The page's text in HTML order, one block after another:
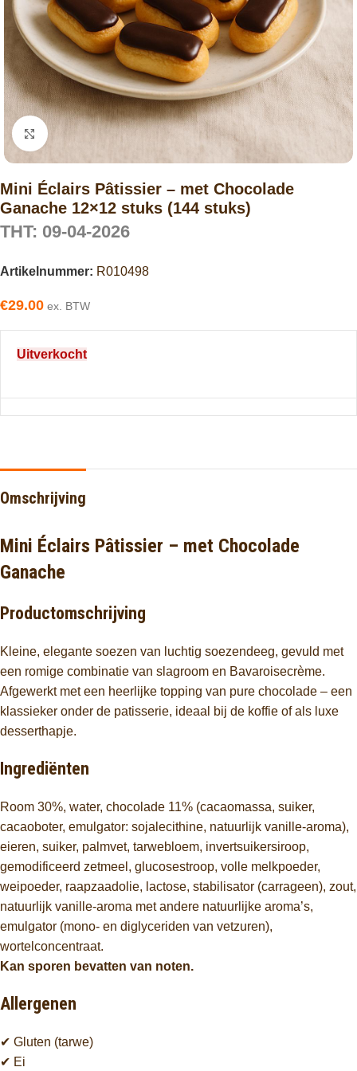
Click to enlarge
Mini Éclairs Pâtissier – met Chocolade
Ganache 12×12 stuks (144 stuks)
THT: 09-04-2026
Artikelnummer: R010498
€29.00 ex. BTW
Uitverkocht
Omschrijving
Mini Éclairs Pâtissier – met Chocolade
Ganache
Productomschrijving
Kleine, elegante soezen van luchtig soezendeeg, gevuld met
een romige combinatie van slagroom en Bavaroisecrème.
Afgewerkt met een heerlijke topping van pure chocolade – een
klassieker onder de patisserie, ideaal bij de koffie of als luxe
desserthapje.
Ingrediënten
Room 30%, water, chocolade 11% (cacaomassa, suiker,
cacaoboter, emulgator: sojalecithine, natuurlijk vanille-aroma),
eieren, suiker, palmvet, tarwebloem, invertsuikersiroop,
gemodificeerd zetmeel, glucosestroop, volle melkpoeder,
weipoeder, raapzaadolie, lactose, stabilisator (carrageen), zout,
natuurlijk vanille-aroma met andere natuurlijke aroma’s,
emulgator (mono- en diglyceriden van vetzuren),
wortelconcentraat.
Kan sporen bevatten van noten.
Allergenen
✔ Gluten (tarwe)
✔ Ei